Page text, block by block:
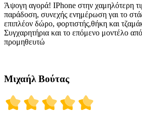
Άψογη αγορά! IPhone στην χαμηλότερη
παράδοση, συνεχής ενημέρωση γαι το
επιπλέον δώρο, φορτιστής,θήκη και
Συγχαρητήρια και το επόμενο μοντέλο
προμηθευτώ
Μιχαήλ Βούτας